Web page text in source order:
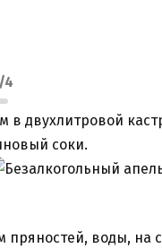
/4
в двухлитровой
соки.
пряностей, воды, на